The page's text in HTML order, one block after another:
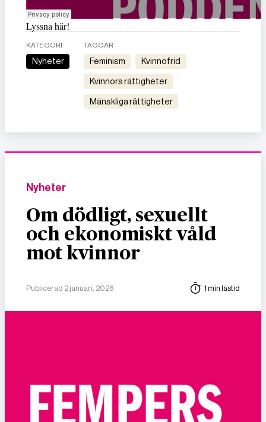
Lyssna här!
KATEGORI
Nyheter
TAGGAR
feminism kvinnofrid
kvinnors rättigheter
mänskliga rättigheter
Nyheter
Om dödligt, sexuellt
och ekonomiskt våld
mot kvinnor
Publicerad 2 januari, 2026 1 min lästid